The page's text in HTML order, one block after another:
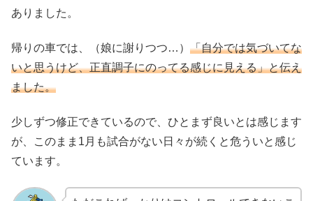
ありました。
帰りの車では、（娘に謝りつつ…） 「自分では気づいてな
いと思うけど、正直調子にのってる感じに見える」と伝え
ました。
少しずつ修正できているので、ひとまず良いとは感じます
が、このまま1月も試合がない日々が続くと危ういと感じ
ています。